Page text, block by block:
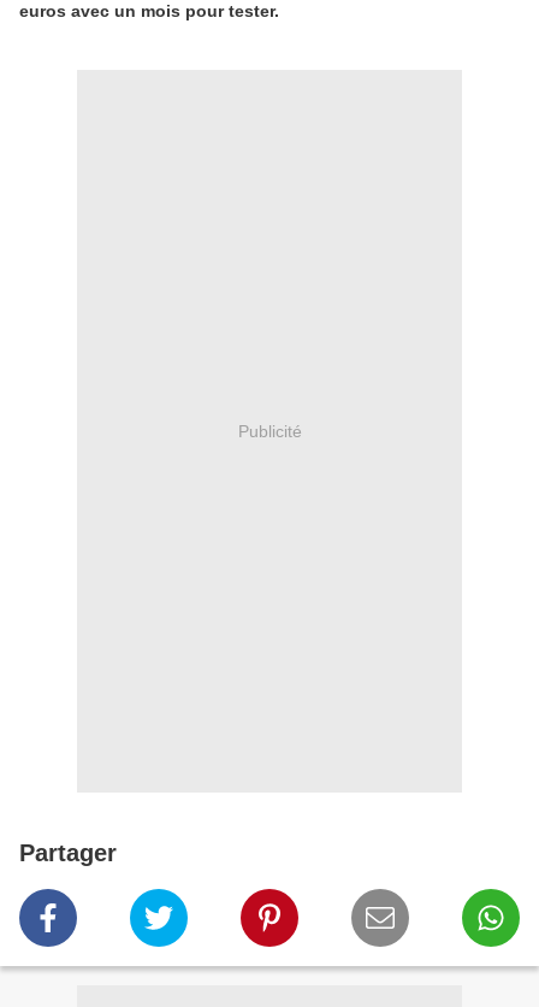
euros avec un mois pour tester.
Publicité
Partager